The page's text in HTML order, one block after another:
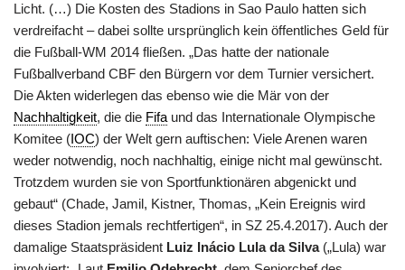
Licht. (…) Die Kosten des Stadions in Sao Paulo hatten sich
verdreifacht – dabei sollte ursprünglich kein öffentliches Geld für
die Fußball-WM 2014 fließen. „Das hatte der nationale
Fußballverband CBF den Bürgern vor dem Turnier versichert.
Die Akten widerlegen das ebenso wie die Mär von der
Nachhaltigkeit, die die Fifa und das Internationale Olympische
Komitee (IOC) der Welt gern auftischen: Viele Arenen waren
weder notwendig, noch nachhaltig, einige nicht mal gewünscht.
Trotzdem wurden sie von Sportfunktionären abgenickt und
gebaut“ (Chade, Jamil, Kistner, Thomas, „Kein Ereignis wird
dieses Stadion jemals rechtfertigen“, in SZ 25.4.2017). Auch der
damalige Staatspräsident Luiz Inácio Lula da Silva(„Lula) war